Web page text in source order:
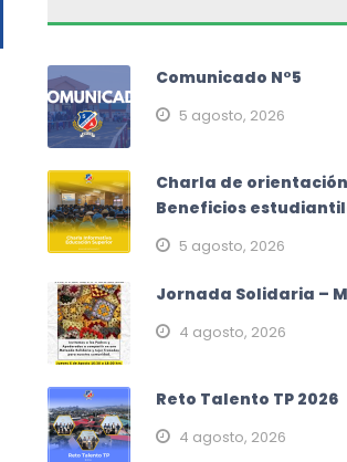
Comunicado N°5
5 agosto, 2026
Charla de
Beneficios
5 agosto, 2026
Jornada Solidaria –
4 agosto, 2026
Reto Talento TP 2026
4 agosto, 2026